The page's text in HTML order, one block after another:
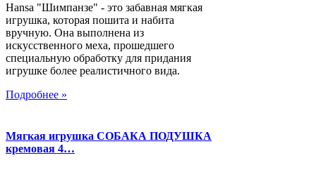
Hansa "Шимпанзе" - это забавная мягкая
игрушка, которая пошита и набита
вручную. Она выполнена из
искусственного меха, прошедшего
специальную обработку для придания
игрушке более реалистичного вида.
Подробнее »
Мягкая игрушка СОБАКА ПОДУШКА
кремовая 4…